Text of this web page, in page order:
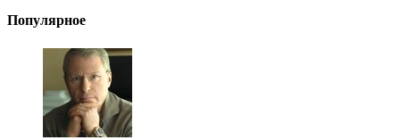
Популярное